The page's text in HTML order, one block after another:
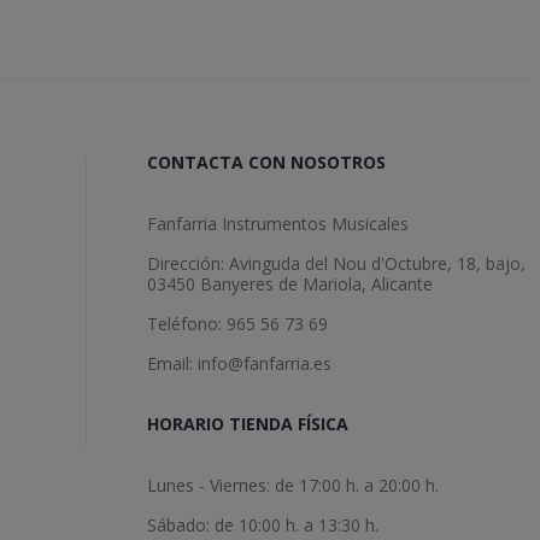
CONTACTA CON NOSOTROS
Fanfarria Instrumentos Musicales
Dirección: Avinguda del Nou d'Octubre, 18, bajo,
03450 Banyeres de Mariola, Alicante
Teléfono: 965 56 73 69
Email: info@fanfarria.es
HORARIO TIENDA FÍSICA
Lunes - Viernes: de 17:00 h. a 20:00 h.
Sábado: de 10:00 h. a 13:30 h.